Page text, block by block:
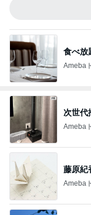
食べ放
Ameba
次世代
Ameba
藤原紀
Ameba